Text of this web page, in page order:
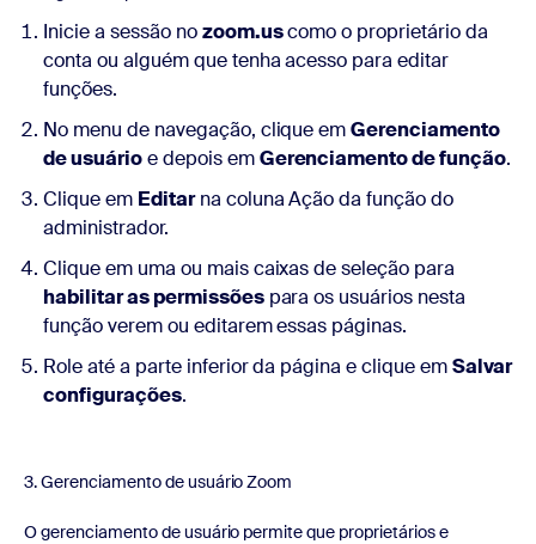
Inicie a sessão nozoom.uscomo o proprietário da
conta ou alguém que tenha acesso para editar
funções.
No menu de navegação, clique emGerenciamento
de usuárioe depois emGerenciamento de função.
Clique em Editarna coluna Ação da função do
administrador.
Clique em uma ou mais caixas de seleção para
habilitar as permissõespara os usuários nesta
função verem ou editarem essas páginas.
Role até a parte inferior da página e clique emSalvar
configurações.
3. Gerenciamento de usuário Zoom
O gerenciamento de usuário permite que proprietários e